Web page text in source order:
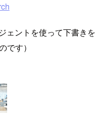
ェントを使って下書きを
です）